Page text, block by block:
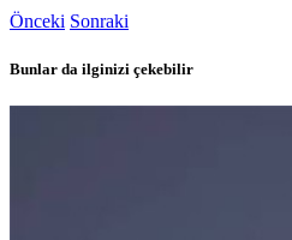
Önceki Sonraki
Bunlar da ilginizi çekebilir